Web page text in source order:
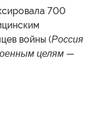
700
войны (Россия
целям —